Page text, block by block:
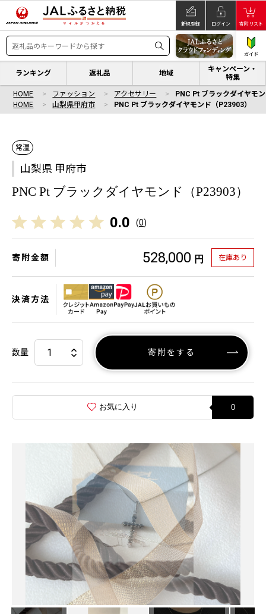
新規登録 ログイン 寄附リスト
ガイド
ランキング 返礼品 地域
キャンペーン・
特集
HOME ファッション アクセサリー
PNC Pt ブラックダイヤモ
HOME
山梨県甲府市 PNC Pt ブラックダイヤモンド（P23903）
常温
山梨県 甲府市
PNC Pt ブラックダイヤモンド（P23903）
0.0 (0)
寄附金額 528,000 円 在庫あり
決済方法
数量 寄附をする
お気に入り 0